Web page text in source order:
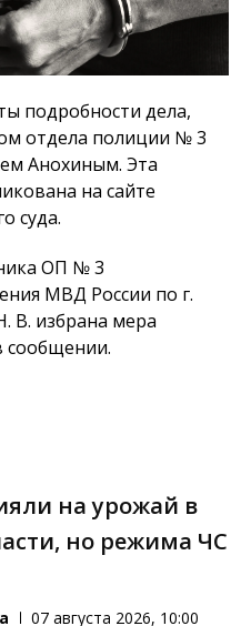
подробности дела,
отдела полиции № 3
Анохиным. Эта
на сайте
суда.
ОП № 3
МВД России по г.
В. избрана мера
сообщении.
на урожай в
но режима ЧС
07 августа 2026, 10:00